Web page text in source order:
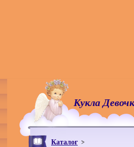
Кукла
Каталог